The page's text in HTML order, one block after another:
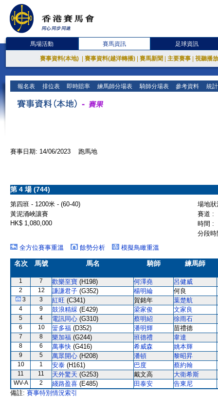
馬場活動 賽馬資訊 足球資訊
賽事資料(本地) 賽事資料(越洋轉播) 賽馬新聞 主要賽事 視聽播
報名表 排位表 即時賠率 練馬師分場表 騎師分場表 參考資料 統
賽事日期: 14/06/2023 跑馬地
第 4 場 (744)
第四班 - 1200米 - (60-40)
場地
黃泥涌峽讓賽
賽道 :
HK$ 1,080,000
時間 :
分段
全方位賽事重溫
餘勢分析 模擬鳥瞰重溫
名次 馬號 馬名 騎師 練馬師
1 7 歡樂至寶 (H198) 何澤堯 呂健威
2 12 謙謙君子 (G352) 楊明綸 何良
3 3 紅旺 (C341) 賀銘年 葉楚航
4 9 鼓浪精綵 (E429) 梁家俊 文家良
5 4 電訊同心 (G310) 蔡明紹 徐雨石
6 10 簹多福 (D352) 潘明輝 苗禮德
7 8 樂加福 (G244) 班德禮 韋達
8 6 萬事快 (G416) 希威森 姚本輝
9 5 萬眾開心 (H208) 潘頓 黎昭昇
10 1 安泰 (H161) 巴度 蔡約翰
11 11 天外驚天 (G253) 戴文高 大衛希斯
WV-A 2 綫路盈喜 (E485) 田泰安
告東尼
備註: 賽事特別情況索引